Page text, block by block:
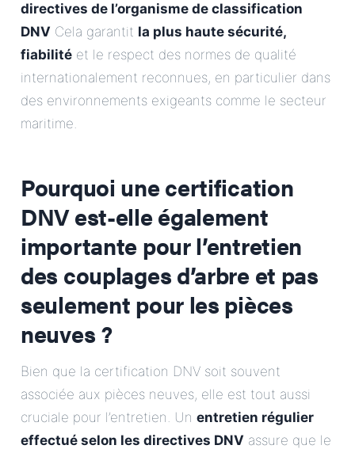
Envoyer le message
directives de l’organisme de classification
DNV Cela garantit la plus haute sécurité,
fiabilité et le respect des normes de qualité
internationalement reconnues, en particulier dans
des environnements exigeants comme le secteur
maritime.
Pourquoi une certification
DNV est-elle également
importante pour l’entretien
des couplages d’arbre et pas
seulement pour les pièces
neuves ?
Bien que la certification DNV soit souvent
associée aux pièces neuves, elle est tout aussi
cruciale pour l’entretien. Un entretien régulier
effectué selon les directives DNV assure que le